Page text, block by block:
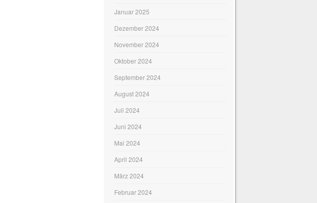
Januar 2025
Dezember 2024
November 2024
Oktober 2024
September 2024
August 2024
Juli 2024
Juni 2024
Mai 2024
April 2024
März 2024
Februar 2024